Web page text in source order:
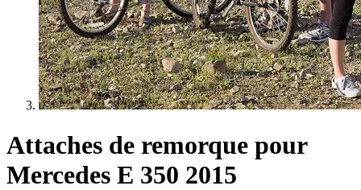
Attaches de remorque pour
Mercedes E 350 2015